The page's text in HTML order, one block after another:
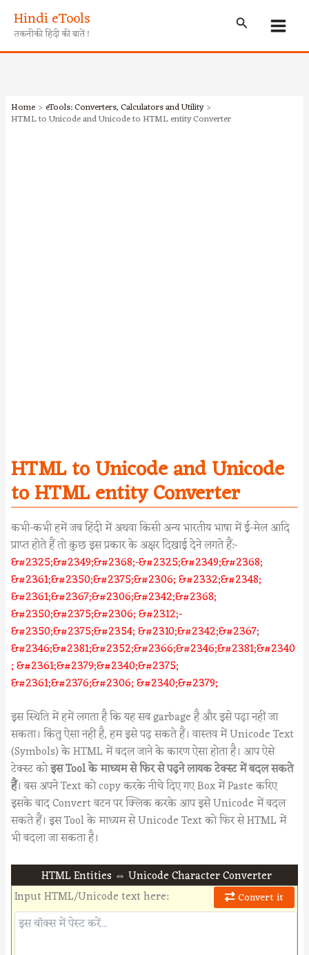
content
Hindi eTools
तकनीकी हिंदी की बातें ! Search
Home eTools: Converters, Calculators and Utility
HTML to Unicode and Unicode to HTML entity Converter
HTML to Unicode and Unicode
to HTML entity Converter
कभी-कभी हमें जब हिंदी में अथवा किसी अन्य भारतीय भाषा में ई-मेल आदि
प्राप्त होते हैं तो कुछ इस प्रकार के अक्षर दिखाई देने लगते हैं:-
&#2325;&#2349;&#2368;-&#2325;&#2349;&#2368;
&#2361;&#2350;&#2375;&#2306; &#2332;&#2348;
&#2361;&#2367;&#2306;&#2342;&#2368;
&#2350;&#2375;&#2306; &#2312;-
&#2350;&#2375;&#2354; &#2310;&#2342;&#2367;
&#2346;&#2381;&#2352;&#2366;&#2346;&#2381;&#2340
; &#2361;&#2379;&#2340;&#2375;
&#2361;&#2376;&#2306; &#2340;&#2379;
इस स्थिति में हमें लगता है कि यह सब garbage है और इसे पढ़ा नहीं जा
सकता। किंतु ऐसा नहीं है, हम इसे पढ़ सकते हैं। वास्तव में Unicode Text
(Symbols) के HTML में बदल जाने के कारण ऐसा होता है। आप ऐसे
टेक्स्ट कोइस Tool के माध्यम से फिर से पढ़ने लायक टेक्स्ट में बदल सकते
हैं। बस अपने Text को copy करके नीचे दिए गए Box में Paste करिए
इसके बाद Convert बटन पर क्लिक करके आप इसे Unicode में बदल
सकते हैं। इस Tool के माध्यम से Unicode Text को फिर से HTML में
भी बदला जा सकता है।
HTML Entities ⇔ Unicode Character Converter
Input HTML/Unicode text here:
Convert it